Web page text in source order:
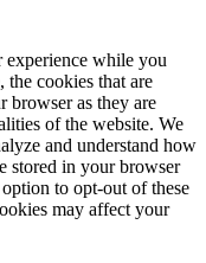
experience while you
the cookies that are
browser as they are
of the website. We
and understand how
stored in your browser
to opt-out of these
may affect your